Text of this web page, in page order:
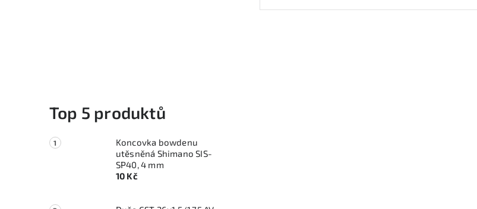
Top 5 produktů
Koncovka bowdenu
utěsněná Shimano SIS-
SP40, 4 mm
10 Kč